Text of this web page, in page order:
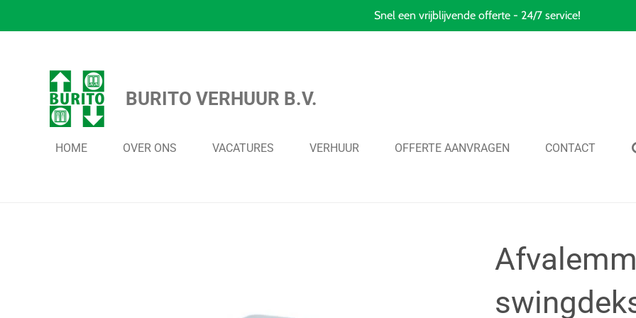
hoofdinhoud
Snel een vrijblijvende offerte - 24/7 service!
BURITO VERHUUR B.V.
HOME OVER ONS VACATURES VERHUUR OFFERTE AANVRAGEN CONTACT